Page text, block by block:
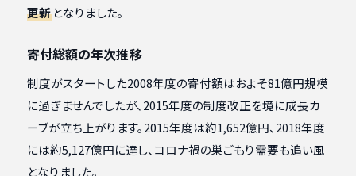
更新となりました。
寄付総額の年次推移
制度がスタートした2008年度の寄付額はおよそ81億円規模
に過ぎませんでしたが、2015年度の制度改正を境に成長カ
ーブが立ち上がります。2015年度は約1,652億円、2018年度
には約5,127億円に達し、コロナ禍の巣ごもり需要も追い風
となりました。